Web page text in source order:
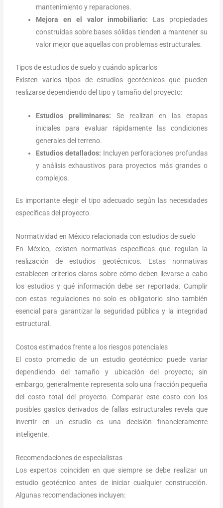
mantenimiento y reparaciones.
Mejora en el valor inmobiliario: Las propiedades
construidas sobre bases sólidas tienden a mantener su
valor mejor que aquellas con problemas estructurales.
Tipos de estudios de suelo y cuándo aplicarlos
Existen varios tipos de estudios geotécnicos que pueden
realizarse dependiendo del tipo y tamaño del proyecto:
Estudios preliminares: Se realizan en las etapas
iniciales para evaluar rápidamente las condiciones
generales del terreno.
Estudios detallados: Incluyen perforaciones profundas
y análisis exhaustivos para proyectos más grandes o
complejos.
Es importante elegir el tipo adecuado según las necesidades
específicas del proyecto.
Normatividad en México relacionada con estudios de suelo
En México, existen normativas específicas que regulan la
realización de estudios geotécnicos. Estas normativas
establecen criterios claros sobre cómo deben llevarse a cabo
los estudios y qué información debe ser reportada. Cumplir
con estas regulaciones no solo es obligatorio sino también
esencial para garantizar la seguridad pública y la integridad
estructural.
Costos estimados frente a los riesgos potenciales
El costo promedio de un estudio geotécnico puede variar
dependiendo del tamaño y ubicación del proyecto; sin
embargo, generalmente representa solo una fracción pequeña
del costo total del proyecto. Comparar este costo con los
posibles gastos derivados de fallas estructurales revela que
invertir en un estudio es una decisión financieramente
inteligente.
Recomendaciones de especialistas
Los expertos coinciden en que siempre se debe realizar un
estudio geotécnico antes de iniciar cualquier construcción.
Algunas recomendaciones incluyen: